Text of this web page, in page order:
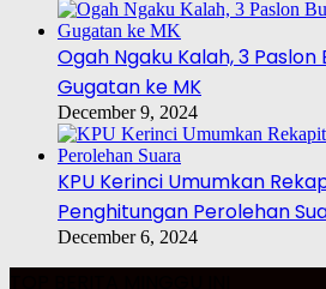
Ogah Ngaku Kalah, 3
Gugatan ke MK
December 9, 2024
KPU Kerinci Umumkan
Penghitungan Perolehan
December 6, 2024